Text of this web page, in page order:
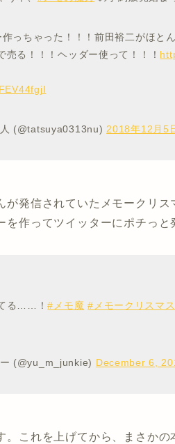
っちゃった！！！前田裕二がほと
る！！！ヘッダー使って！！！
(@tatsuya0313nu)2018年12月5
が発信されていたメモークリ
作ってツイッターにポチっと
てる……！#メモ魔 #メモークリスマス
(@yu_m_junkie) December 6,
。これを上げてから、まさか